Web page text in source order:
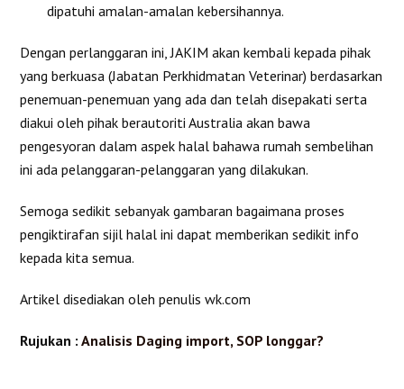
dipatuhi amalan-amalan kebersihannya.
Dengan perlanggaran ini, JAKIM akan kembali kepada pihak
yang berkuasa (Jabatan Perkhidmatan Veterinar) berdasarkan
penemuan-penemuan yang ada dan telah disepakati serta
diakui oleh pihak berautoriti Australia akan bawa
pengesyoran dalam aspek halal bahawa rumah sembelihan
ini ada pelanggaran-pelanggaran yang dilakukan.
Semoga sedikit sebanyak gambaran bagaimana proses
pengiktirafan sijil halal ini dapat memberikan sedikit info
kepada kita semua.
Artikel disediakan oleh penulis wk.com
Rujukan :Analisis Daging import, SOP longgar?